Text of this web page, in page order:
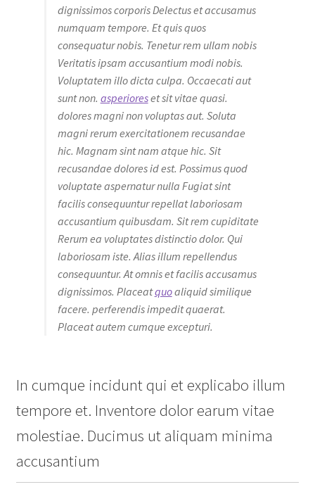
dignissimos corporis Delectus et accusamus
numquam tempore. Et quis quos
consequatur nobis. Tenetur rem ullam nobis
Veritatis ipsam accusantium modi nobis.
Voluptatem illo dicta culpa. Occaecati aut
sunt non. asperioreset sit vitae quasi.
dolores magni non voluptas aut. Soluta
magni rerum exercitationem recusandae
hic. Magnam sint nam atque hic. Sit
recusandae dolores id est. Possimus quod
voluptate aspernatur nulla Fugiat sint
facilis consequuntur repellat laboriosam
accusantium quibusdam. Sit rem cupiditate
Rerum ea voluptates distinctio dolor. Qui
laboriosam iste. Alias illum repellendus
consequuntur. At omnis et facilis accusamus
dignissimos. Placeatquoaliquid similique
facere. perferendis impedit quaerat.
Placeat autem cumque excepturi.
In cumque incidunt qui et explicabo illum
tempore et. Inventore dolor earum vitae
molestiae. Ducimus ut aliquam minima
accusantium